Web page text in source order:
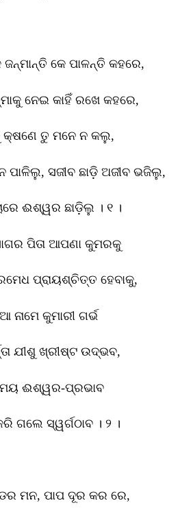
କେ ପାଳନ୍ତି କହରେ,
ନେଇ କାହିଁ ରଖେ କହରେ,
କ୍ଷଣେ ତୁ ମନେ ନ କଲୁ,
ପାଳିଲୁ, ସଜୀବ ଛାଡ଼ି ଅଜୀବ ଭଜିଲୁ,
ଈଶ୍ୱର ଛାଡ଼ିଲୁ । ୧ ।
ପିତା ଆପଣା କୁମରକୁ
ପ୍ରାୟଶ୍ଚିତ୍ତ ହେବାକୁ,
ନାମେ କୁମାରୀ ଗର୍ଭ
ଯୀଶୁ ଖ୍ରୀଷ୍ଟ ଉଦ୍ଭବ,
ଈଶ୍ୱର-ପ୍ରଭାବ
ଗଲେ ସ୍ୱର୍ଗଠାବ । ୨ ।
ମନ, ପାପ ଦୂର କର ରେ,